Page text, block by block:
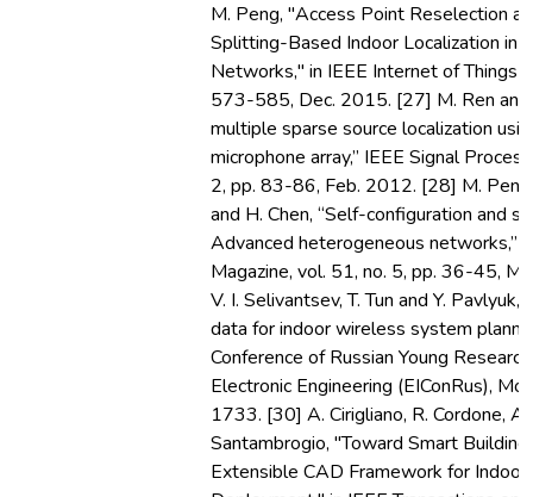
M. Peng, "Access Point Reselection
Splitting-Based Indoor Localization in
Networks," in IEEE Internet of Things
573-585, Dec. 2015. [27] M. Ren and
multiple sparse source localization
microphone array,” IEEE Signal
2, pp. 83-86, Feb. 2012. [28] M. Peng,
and H. Chen, “Self-configuration and
Advanced heterogeneous networks,”
Magazine, vol. 51, no. 5, pp. 36-45,
V. I. Selivantsev, T. Tun and Y.
data for indoor wireless system
Conference of Russian Young
Electronic Engineering (EIConRus),
1733. [30] A. Cirigliano, R. Cordone, A.
Santambrogio, "Toward Smart
Extensible CAD Framework for